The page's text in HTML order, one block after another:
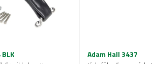
Adam Hall 3437